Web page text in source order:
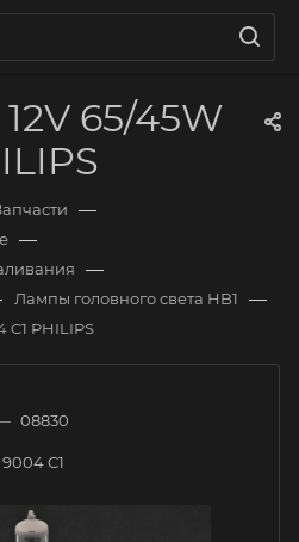
65/45W
—
—
—
Лампы головного света HB1 —
C1 PHILIPS
08830
9004 C1